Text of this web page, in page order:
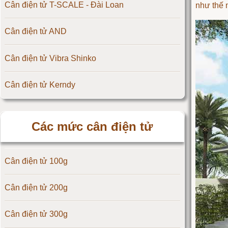
như thế
Cân điện tử T-SCALE - Đài Loan
Cân điện tử AND
Cân điện tử Vibra Shinko
Cân điện tử Kerndy
Cân điện tử OCS
Cân điện tử Digi
Cân điện tử TNP Scacle
Các mức cân điện tử
Cân điện tử 100g
Cân điện tử 200g
Cân điện tử 300g